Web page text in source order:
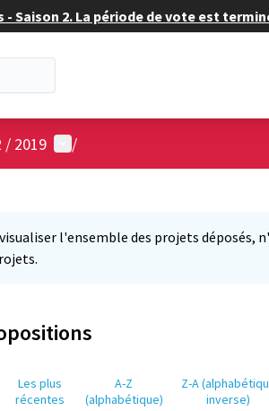
2. La période de vote est
/ 2019 Menu utilisateur
/
l'ensemble des projets déposés,
Les plus
récentes
A-Z
(alphabétique)
Z-A
inverse)